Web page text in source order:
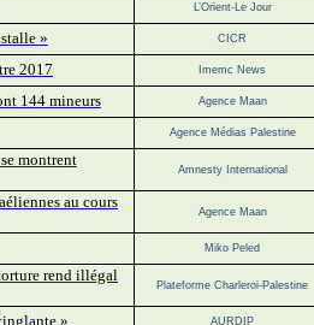
L’Orient-Le Jour
» CICR
2017 Imemc News
144 mineurs Agence Maan
Agence Médias Palestine
montrent
Amnesty International
au cours
Agence Maan
Miko Peled
rend illégal
Plateforme Charleroi-Palestine
» AURDIP